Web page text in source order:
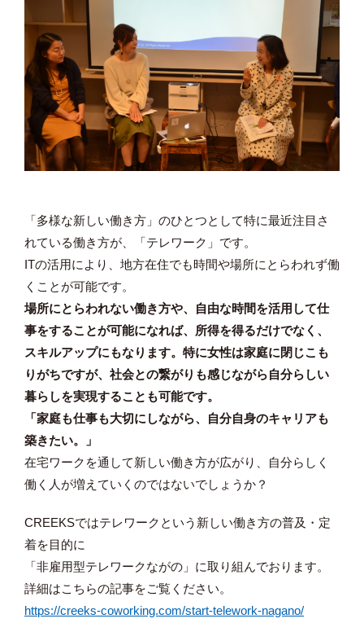
「多様な新しい働き方」のひとつとして特に最近注目さ
れている働き方が、「テレワーク」です。
ITの活用により、地方在住でも時間や場所にとらわれず働
くことが可能です。
場所にとらわれない働き方や、自由な時間を活用して仕
事をすることが可能になれば、所得を得るだけでなく、
スキルアップにもなります。特に女性は家庭に閉じこも
りがちですが、社会との繋がりも感じながら自分らしい
暮らしを実現することも可能です。
「家庭も仕事も大切にしながら、自分自身のキャリアも
築きたい。」
在宅ワークを通して新しい働き方が広がり、自分らしく
働く人が増えていくのではないでしょうか？
CREEKSではテレワークという 新しい働き方の普及・定
着を目的に
「非雇用型テレワークながの」に取り組んでおります。
詳細はこちらの記事をご覧ください。
https://creeks-coworking.com/start-telework-nagano/